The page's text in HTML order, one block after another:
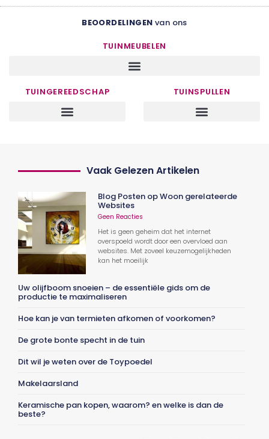
BEOORDELINGEN van ons
TUINMEUBELEN
TUINGEREEDSCHAP TUINSPULLEN
Vaak Gelezen Artikelen
Blog Posten op Woon gerelateerde
Websites
Geen Reacties
Het is geen geheim dat het internet
overspoeld wordt door een overvloed aan
websites. Met zoveel keuzemogelijkheden
kan het moeilijk
Uw olijfboom snoeien – de essentiële gids om de
productie te maximaliseren
Hoe kan je van termieten afkomen of voorkomen?
De grote bonte specht in de tuin
Dit wil je weten over de Toypoedel
Makelaarsland
Keramische pan kopen, waarom? en welke is dan de
beste?